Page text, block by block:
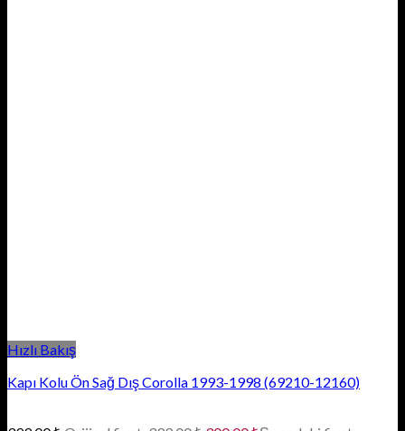
Hızlı Bakış
Kapı Kolu Ön Sağ Dış Corolla 1993-1998 (69210-12160)